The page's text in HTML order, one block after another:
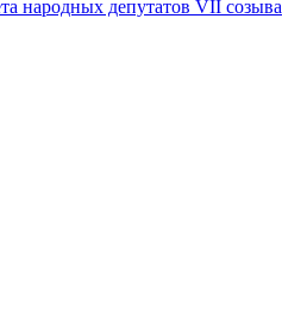
народных депутатов VII созыва